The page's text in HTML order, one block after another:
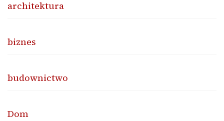
architektura
biznes
budownictwo
Dom